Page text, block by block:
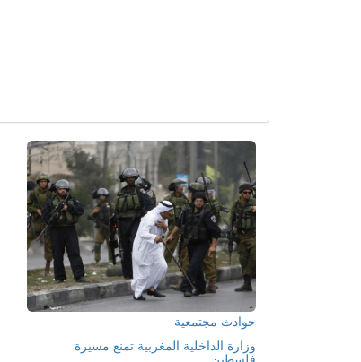
حوادث مجتمعية
وزارة الداخلية المغربية تمنع مسيرة